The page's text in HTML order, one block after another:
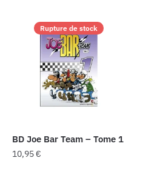
Rupture de stock
BD Joe Bar Team – Tome 1
10,95€